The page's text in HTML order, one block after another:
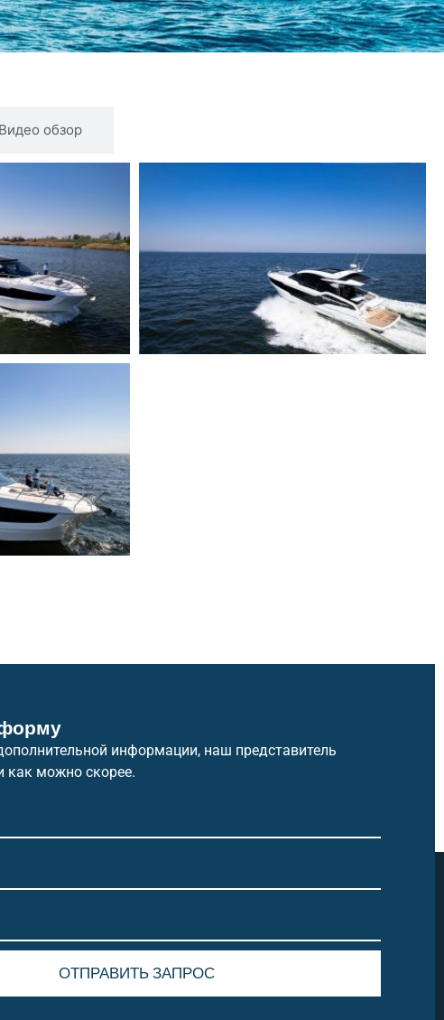
Видео обзор
информации, наш представитель
как можно скорее.
ОТПРАВИТЬ ЗАПРОС